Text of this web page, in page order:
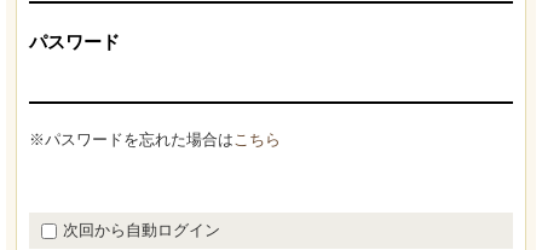
パスワード
※パスワードを忘れた場合はこちら
次回から自動ログイン